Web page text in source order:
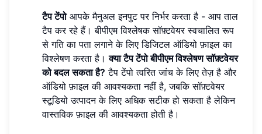
टैप टेंपोआपके मैनुअल इनपुट पर निर्भर करता है - आप ताल
टैप कर रहे हैं। बीपीएम विश्लेषक सॉफ़्टवेयर स्वचालित रूप
से गति का पता लगाने के लिए डिजिटल ऑडियो फ़ाइल का
विश्लेषण करता है।क्या टैप टेंपो बीपीएम विश्लेषण सॉफ़्टवेयर
को बदल सकता है? टैप टेंपो त्वरित जांच के लिए तेज़ है और
ऑडियो फ़ाइल की आवश्यकता नहीं है, जबकि सॉफ़्टवेयर
स्टूडियो उत्पादन के लिए अधिक सटीक हो सकता है लेकिन
वास्तविक फ़ाइल की आवश्यकता होती है।